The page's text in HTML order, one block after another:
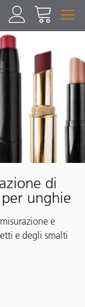
di
unghie
e
e degli smalti